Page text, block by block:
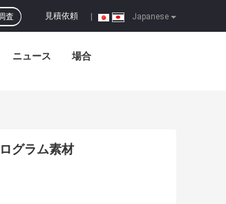
Japanese
見積依頼
査
ニュース 場合
グラム素材